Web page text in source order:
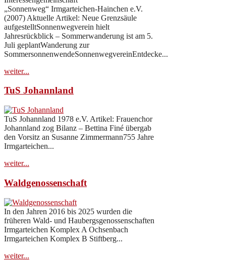
„Sonnenweg“ Irmgarteichen-Hainchen e.V.
(2007) Aktuelle Artikel: Neue Grenzsäule
aufgestelltSonnenwegverein hielt
Jahresrückblick – Sommerwanderung ist am 5.
Juli geplantWanderung zur
SommersonnenwendeSonnenwegvereinEntdecke...
weiter...
TuS Johannland
TuS Johannland 1978 e.V. Artikel: Frauenchor
Johannland zog Bilanz – Bettina Finé übergab
den Vorsitz an Susanne Zimmermann755 Jahre
Irmgarteichen...
weiter...
Waldgenossenschaft
In den Jahren 2016 bis 2025 wurden die
früheren Wald- und Haubergsgenossenschaften
Irmgarteichen Komplex A Ochsenbach
Irmgarteichen Komplex B Stiftberg...
weiter...